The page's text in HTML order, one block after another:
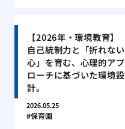
【2026年・環境教育】
自己統制力と「折れない
心」を育む、心理的アプ
ローチに基づいた環境設
計。
2026.05.25
保育園